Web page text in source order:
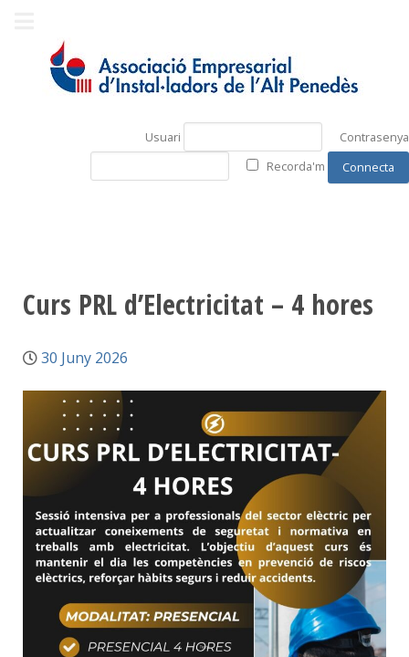
Usuari
Contrasenya
Recorda'm
Curs PRL d’Electricitat – 4 hores
30 Juny 2026